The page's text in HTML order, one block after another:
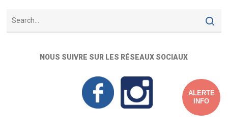
NOUS SUIVRE SUR LES RÉSEAUX SOCIAUX
ALERTE
INFO